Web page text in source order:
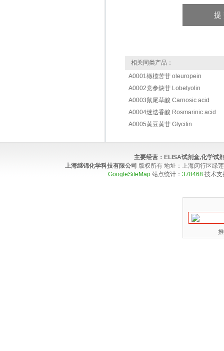
相关同类产品：
A0001橄榄苦苷 oleuropein
A0002党参炔苷 Lobetyolin
A0003鼠尾草酸 Carnosic acid
A0004迷迭香酸 Rosmarinic acid
A0005黄豆黄苷 Glycitin
主要经营： ELISA试剂盒,化学试
上海继锦化学科技有限公司 版权所有 地址：上海闵行区绿
GoogleSiteMap 站点统计： 378468 技术支